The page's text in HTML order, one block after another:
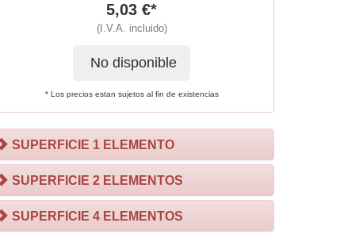
5,03 €*
(I.V.A. incluido)
No disponible
* Los precios estan sujetos al fin de existencias
SUPERFICIE 1 ELEMENTO
SUPERFICIE 2 ELEMENTOS
SUPERFICIE 4 ELEMENTOS